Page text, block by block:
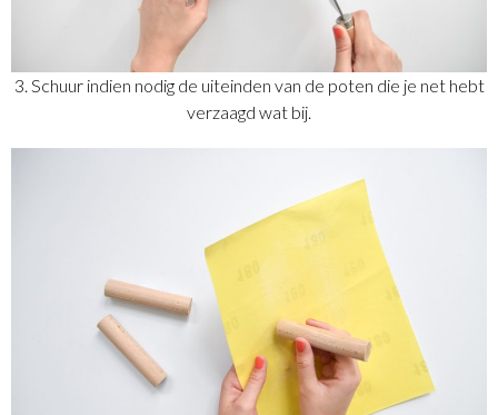
3. Schuur indien nodig de uiteinden van de poten die je net hebt
verzaagd wat bij.